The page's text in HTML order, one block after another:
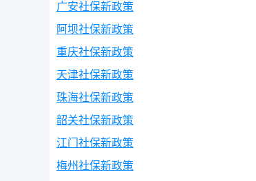
广安社保新政策
阿坝社保新政策
重庆社保新政策
天津社保新政策
珠海社保新政策
韶关社保新政策
江门社保新政策
梅州社保新政策